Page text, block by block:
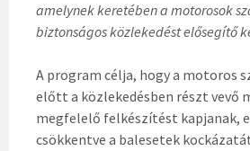
amelynek keretében a motorosok
biztonságos közlekedést elősegítő
A program célja, hogy a motoros
előtt a közlekedésben részt vevő
megfelelő felkészítést kapjanak,
csökkentve a balesetek